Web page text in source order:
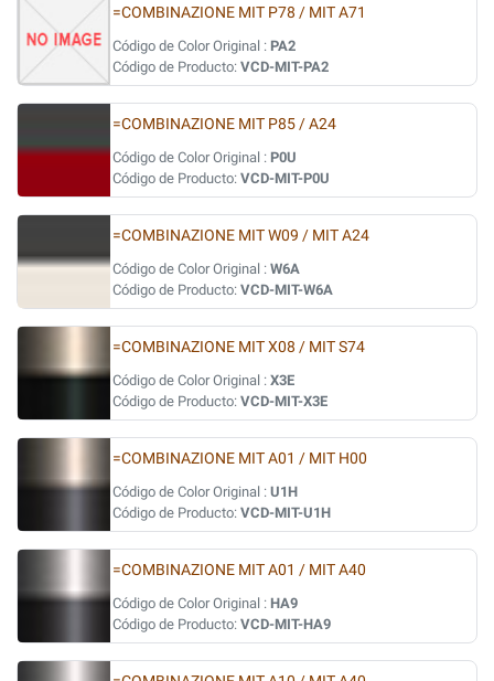
=COMBINAZIONE MIT P78 / MIT A71
Código de Color Original : PA2
Código de Producto: VCD-MIT-PA2
=COMBINAZIONE MIT P85 / A24
Código de Color Original : P0U
Código de Producto: VCD-MIT-P0U
=COMBINAZIONE MIT W09 / MIT A24
Código de Color Original : W6A
Código de Producto: VCD-MIT-W6A
=COMBINAZIONE MIT X08 / MIT S74
Código de Color Original : X3E
Código de Producto: VCD-MIT-X3E
=COMBINAZIONE MIT A01 / MIT H00
Código de Color Original : U1H
Código de Producto: VCD-MIT-U1H
=COMBINAZIONE MIT A01 / MIT A40
Código de Color Original : HA9
Código de Producto: VCD-MIT-HA9